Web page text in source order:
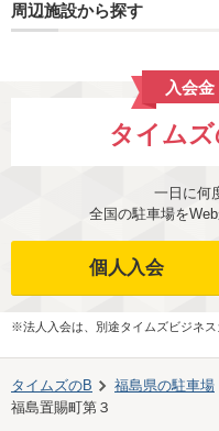
周辺施設から探す
入会
タイム
一日に何
全国の駐車場を
個人入会
※法人入会は、別途タイムズビジネス
タイムズのB 福島県の駐車場
福島置賜町第３